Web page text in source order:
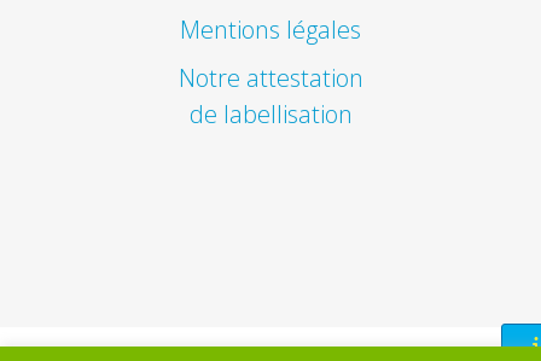
Mentions légales
Notre attestation
de labellisation